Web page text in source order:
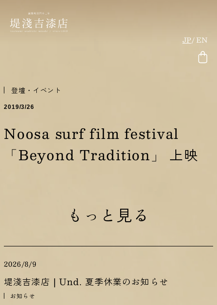
JP EN
登壇・イベント
2019/3/26
Noosa surf film festival
「Beyond Tradition」 上映
もっと見る
2026/8/9
堤淺吉漆店 | Und. 夏季休業のお知らせ
お知らせ